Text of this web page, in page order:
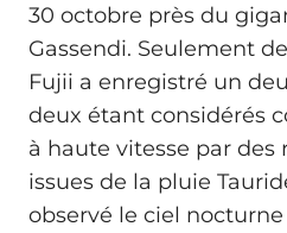
30 octobre près du
Gassendi. Seulement
Fujii a enregistré un
deux étant considérés
à haute vitesse par des
issues de la pluie
observé le ciel